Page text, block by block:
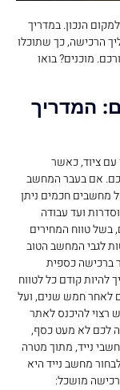
הנכון. במדריך
הרכישה, כך שתוכלו
מוכנים? בואו
המדריך
ציוד, כאשר
אם בעבר המחשב
מחשבים חכמים ניתן
ועד עבודה
בשל טווח המחירים
לגבי המחשב הטוב
ברכישה כספית
קודם כל לטווח
לאחר חמש שנים, ועל
להיכנס לאתר
לכם לא מעט כסף,
נייד, מתוך מטרה
מחשב נייד היא
מושכל: